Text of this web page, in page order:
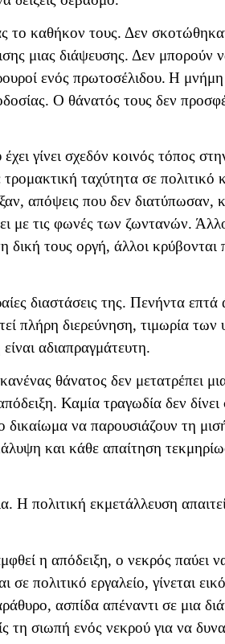
το καθήκον τους. Δεν
μιας διάψευσης. Δεν μπορούν
ενός πρωτοσέλιδου. Η μνήμη
Ο θάνατός τους δεν
γίνει σχεδόν κοινός τόπος
ταχύτητα σε πολιτικό
απόψεις που δεν διατύπωσαν,
με τις φωνές των ζωντανών.
τους οργή, άλλοι κρύβονται
διαστάσεις της. Πενήντα επτά
πλήρη διερεύνηση, τιμωρία των
αδιαπραγμάτευτη.
θάνατος δεν μετατρέπει
Καμία τραγωδία δεν
δικαίωμα να παρουσιάζουν τη
και κάθε απαίτηση
Η πολιτική εκμετάλλευση
η απόδειξη, ο νεκρός παύει
σε πολιτικό εργαλείο, γίνεται
ασπίδα απέναντι σε μια
τη σιωπή ενός νεκρού για να